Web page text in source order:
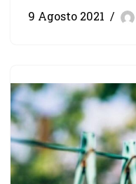
9 Agosto 2021